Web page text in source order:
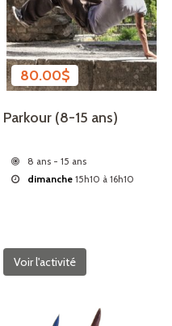
80.00$
Parkour (8-15 ans)
8 ans - 15 ans
dimanche 15h10 à 16h10
Voir l'activité